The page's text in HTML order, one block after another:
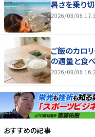
暑さを乗り切
2026/08/06
ご飯のカロ
の適量と食
2026/08/06
おすすめの記事